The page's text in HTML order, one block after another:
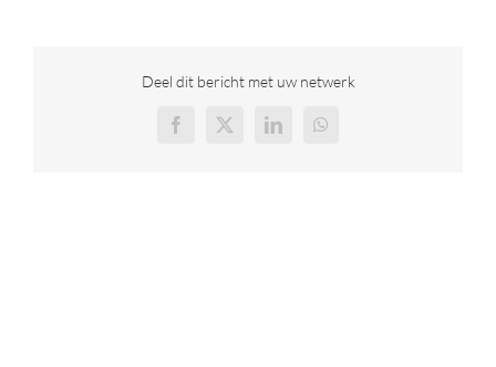
31 (0)70 415 4839Deel dit bericht met uw netwerk
Facebook
X LinkedInWhatsApp